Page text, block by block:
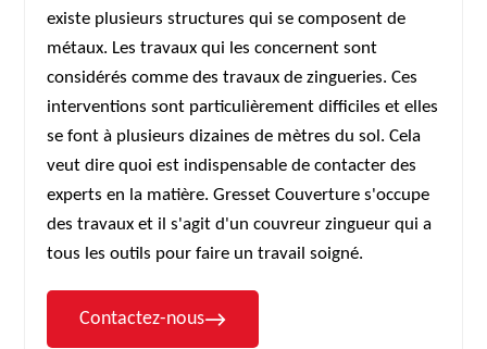
existe plusieurs structures qui se composent de
métaux. Les travaux qui les concernent sont
considérés comme des travaux de zingueries. Ces
interventions sont particulièrement difficiles et elles
se font à plusieurs dizaines de mètres du sol. Cela
veut dire quoi est indispensable de contacter des
experts en la matière. Gresset Couverture s'occupe
des travaux et il s'agit d'un couvreur zingueur qui a
tous les outils pour faire un travail soigné.
Contactez-nous